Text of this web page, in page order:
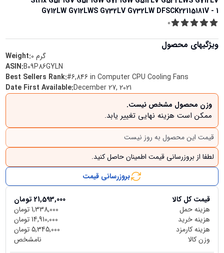
G712LW G712LWS G732LV G732LW DFSCK22115181V - 1
0
ویژگیهای محصول
Weight:0 گرم
ASIN:B09P86GYLN
Best Sellers Rank:#6,846 in Computer CPU Cooling Fans
Date First Available:December 27, 2021
وزن محصول مشخص نیست.
ممکن است هزینه نهایی تغییر یابد.
قیمت این محصول به روز نیست
لطفا از بروزرسانی قیمت اطمینان حاصل کنید.
بروزرسانی قیمت
قیمت کل کالا 21,593,000 تومان
هزینه حمل
1,338,000تومان
هزینه خرید
14,910,000تومان
هزینه کارمزد
5,345,000تومان
وزن کالا
نامشخص